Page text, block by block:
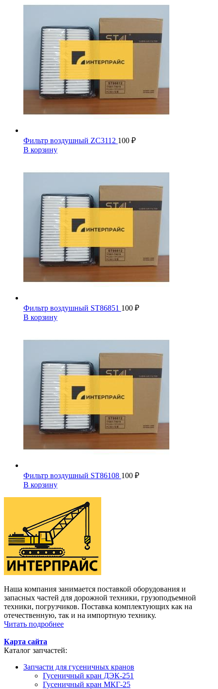
Фильтр воздушный ZC3112 100 ₽
В корзину
Фильтр воздушный ST86851 100 ₽
В корзину
Фильтр воздушный ST86108 100 ₽
В корзину
Наша компания занимается поставкой оборудования и
запасных частей для дорожной техники, грузоподъемной
техники, погрузчиков. Поставка комплектующих как на
отечественную, так и на импортную технику.
Читать подробнее
Карта сайта
Каталог запчастей:
Запчасти для гусеничных кранов
Гусеничный кран ДЭК-251
Гусеничный кран МКГ-25